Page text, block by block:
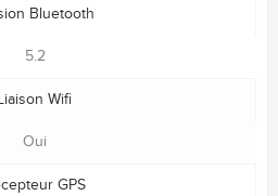
Bluetooth
5.2
Wifi
Oui
GPS